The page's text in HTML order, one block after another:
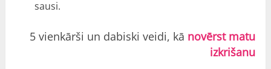
sausi.
5 vienkārši un dabiski veidi, kā novērst matu
izkrišanu